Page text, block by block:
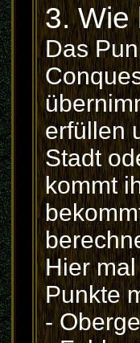
3. Wie
Das
erfüllen
Stadt
kommt
Hier
Punkte
-